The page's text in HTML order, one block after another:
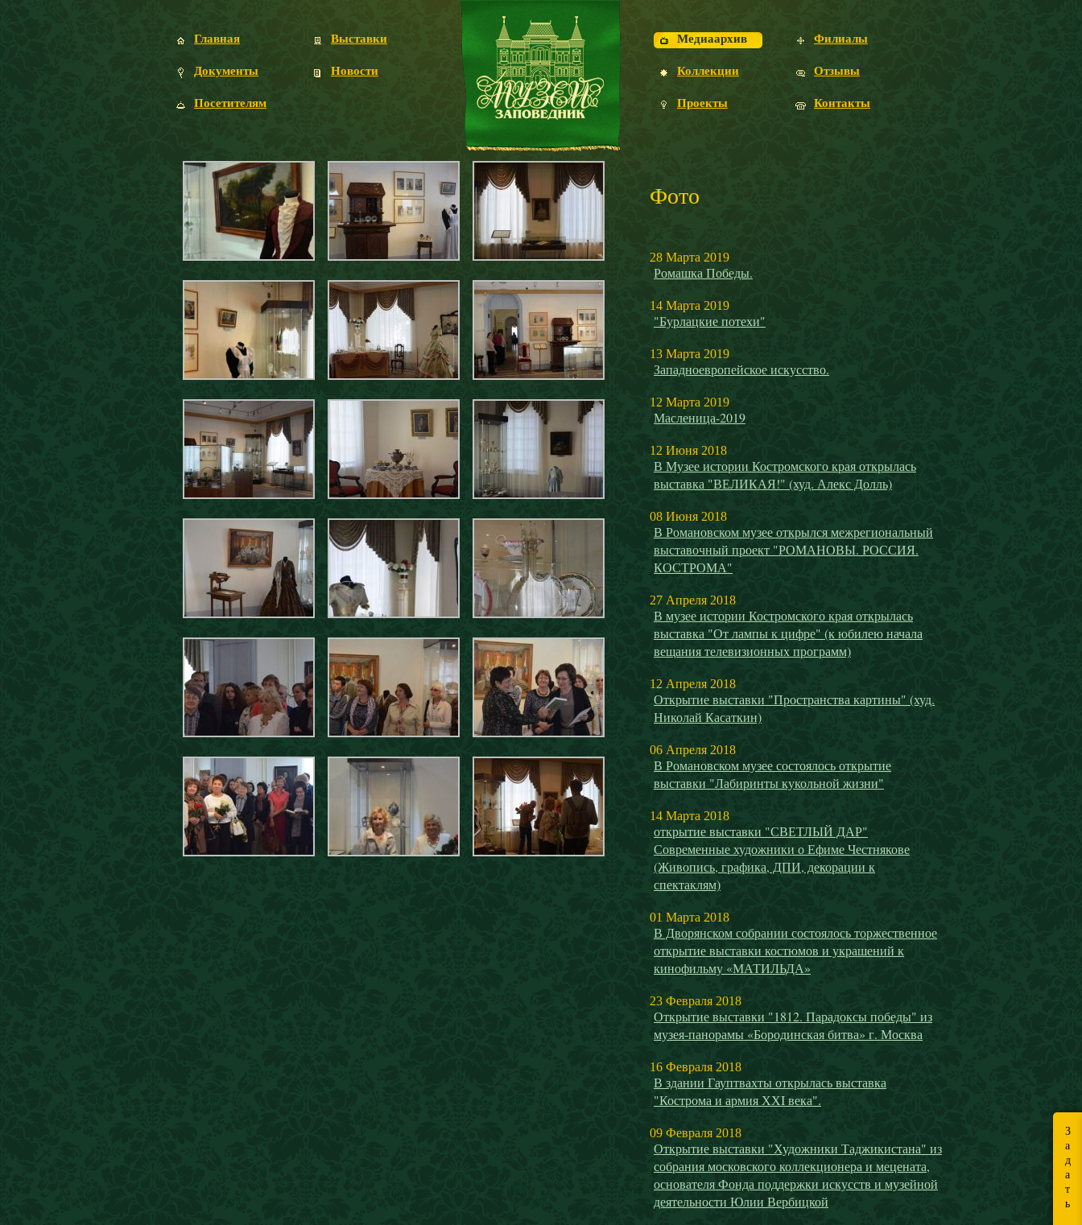
З
а
д
а
т
ь
Главная
Документы
Посетителям
Выставки
Новости
Медиаархив
Коллекции
Проекты
Филиалы
Отзывы
Контакты
Фото
28 Марта 2019
Ромашка Победы.
14 Марта 2019
"Бурлацкие потехи"
13 Марта 2019
Западноевропейское искусство.
12 Марта 2019
Масленица-2019
12 Июня 2018
В Музее истории Костромского края открылась
выставка "ВЕЛИКАЯ!" (худ. Алекс Долль)
08 Июня 2018
В Романовском музее открылся межрегиональный
выставочный проект "РОМАНОВЫ. РОССИЯ.
КОСТРОМА"
27 Апреля 2018
В музее истории Костромского края открылась
выставка "От лампы к цифре" (к юбилею начала
вещания телевизионных программ)
12 Апреля 2018
Открытие выставки "Пространства картины" (худ.
Николай Касаткин)
06 Апреля 2018
В Романовском музее состоялось открытие
выставки "Лабиринты кукольной жизни"
14 Марта 2018
открытие выставки "СВЕТЛЫЙ ДАР"
Современные художники о Ефиме Честнякове
(Живопись, графика, ДПИ, декорации к
спектаклям)
01 Марта 2018
В Дворянском собрании состоялось торжественное
открытие выставки костюмов и украшений к
кинофильму «МАТИЛЬДА»
23 Февраля 2018
Открытие выставки "1812. Парадоксы победы" из
музея-панорамы «Бородинская битва» г. Москва
16 Февраля 2018
В здании Гауптвахты открылась выставка
"Кострома и армия ХХI века".
09 Февраля 2018
Открытие выставки "Художники Таджикистана" из
собрания московского коллекционера и мецената,
основателя Фонда поддержки искусств и музейной
деятельности Юлии Вербицкой